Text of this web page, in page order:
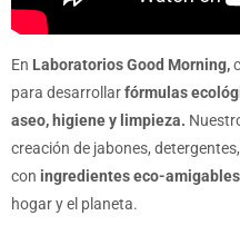
En Laboratorios Good Morning,
para desarrollarfórmulas
aseo, higiene y limpieza.
creación de jabones,
con ingredientes eco-
hogar y el planeta.